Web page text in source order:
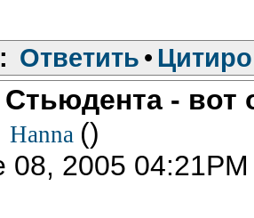
Ответить •
Стьюдента -
Hanna ()
08, 2005 04:21PM